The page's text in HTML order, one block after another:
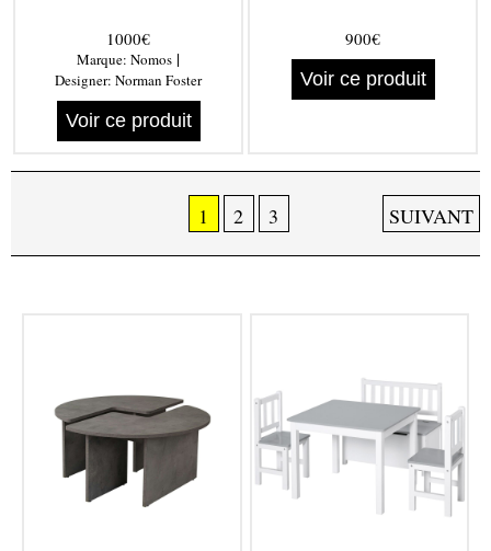
1000€
Marque: Nomos |
Designer: Norman Foster
Voir ce produit
900€
Voir ce produit
1 2 3 SUIVANT